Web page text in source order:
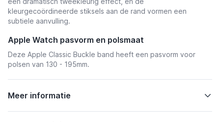
kleurgecoördineerde stiksels aan de rand vormen een
subtiele aanvulling.
Apple Watch pasvorm en polsmaat
Deze Apple Classic Buckle band heeft een pasvorm voor
polsen van 130 - 195mm.
Meer informatie